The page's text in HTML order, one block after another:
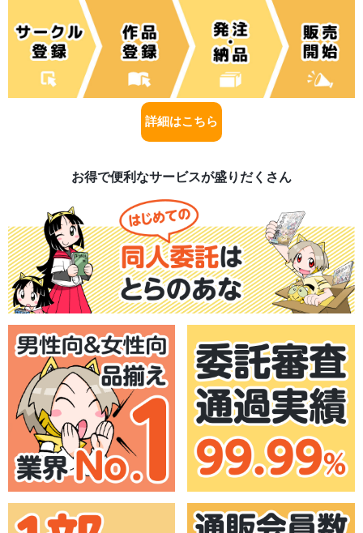
詳細はこちら
お得で便利なサービスが盛りだくさん